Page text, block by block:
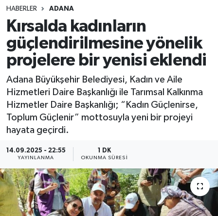
HABERLER ADANA
Kırsalda kadınların
güçlendirilmesine yönelik
projelere bir yenisi eklendi
Adana Büyükşehir Belediyesi, Kadın ve Aile
Hizmetleri Daire Başkanlığı ile Tarımsal Kalkınma
Hizmetler Daire Başkanlığı; “Kadın Güçlenirse,
Toplum Güçlenir” mottosuyla yeni bir projeyi
hayata geçirdi.
14.09.2025 - 22:55
YAYINLANMA
1 DK
OKUNMA SÜRESI
Tüm Manşetler
Son Dakika Haberleri
Haber Arşivi